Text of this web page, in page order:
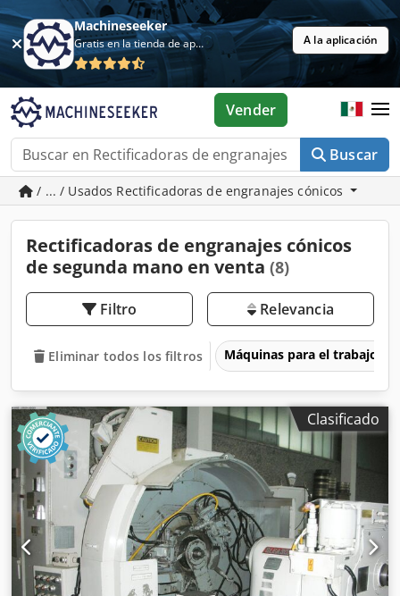
Machineseeker
Gratis en la tienda de aplicaciones A la aplicación
Buscar
Vender
/ ... / Usados Rectificadoras de engranajes cónicos
Rectificadoras de engranajes cónicos
de segunda mano en venta (8)
Filtro Relevancia
Eliminar todos los filtros Máquinas para el trabajo
Clasificado